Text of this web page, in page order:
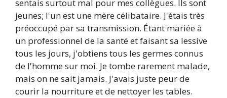
sentais surtout mal pour mes collègues. Ils sont
jeunes; l'un est une mère célibataire. J'étais très
préoccupé par sa transmission. Étant mariée à
un professionnel de la santé et faisant sa lessive
tous les jours, j'obtiens tous les germes connus
de l'homme sur moi. Je tombe rarement malade,
mais on ne sait jamais. J'avais juste peur de
courir la nourriture et de nettoyer les tables.